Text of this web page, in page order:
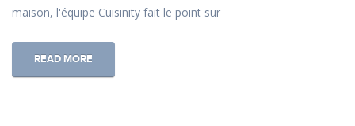
maison, l'équipe Cuisinity fait le point sur
READ MORE